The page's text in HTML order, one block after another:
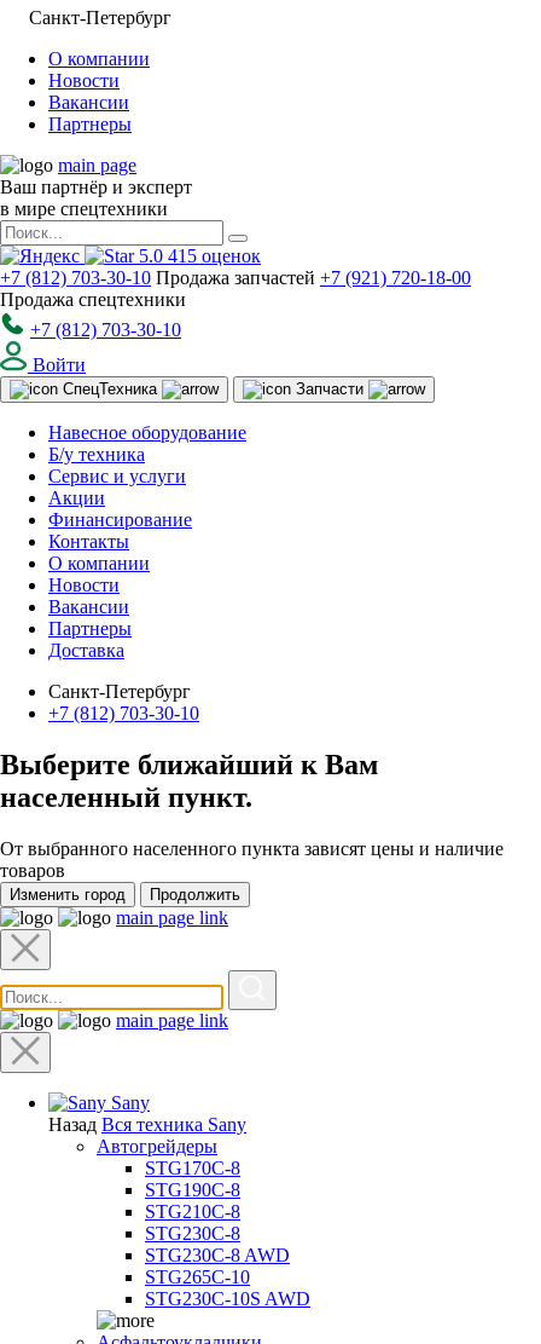
Санкт-Петербург
О компании
Новости
Вакансии
Партнеры
main page
Ваш партнёр и эксперт
в мире спецтехники
5.0 415 оценок
+7 (812) 703-30-10 Продажа запчастей +7 (921) 720-18-00
Продажа спецтехники
+7 (812) 703-30-10
Войти
СпецТехника Запчасти
Навесное оборудование
Б/у техника
Сервис и услуги
Акции
Финансирование
Контакты
О компании
Новости
Вакансии
Партнеры
Доставка
Санкт-Петербург
+7 (812) 703-30-10
Выберите ближайший к Вам
населенный пункт.
От выбранного населенного пункта зависят цены и наличие
товаров
Изменить город Продолжить
main page link
main page link
Sany
Назад Вся техника Sany
Автогрейдеры
STG170C-8
STG190C-8
STG210C-8
STG230C-8
STG230C-8 AWD
STG265C-10
STG230C-10S AWD